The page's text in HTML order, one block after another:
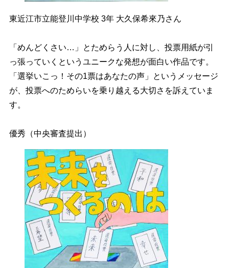
東近江市立能登川中学校 3年 大久保希來乃さん
「めんどくさい…」とためらう人に対し、投票用紙が引
っ張っていくというユニークな発想が面白い作品です。
「選挙いこっ！その1票はあなたの声」というメッセージ
が、投票へのためらいを乗り越える大切さを訴えていま
す。
優秀（中央審査提出）